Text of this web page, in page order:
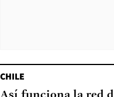
CHILE